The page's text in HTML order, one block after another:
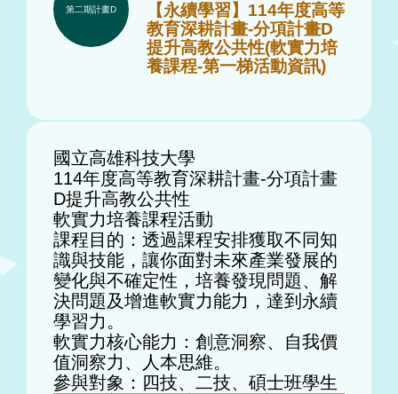
第二期計畫D
【永續學習】114年度高等
教育深耕計畫-分項計畫D
提升高教公共性(軟實力培
養課程-第一梯活動資訊)
國立高雄科技大學
114年度高等教育深耕計畫-分項計畫
D提升高教公共性
軟實力培養課程活動
課程目的：透過課程安排獲取不同知
識與技能，讓你面對未來產業發展的
變化與不確定性，培養發現問題、解
決問題及增進軟實力能力，達到永續
學習力。
軟實力核心能力：創意洞察、自我價
值洞察力、人本思維。
參與對象：四技、二技、碩士班學生